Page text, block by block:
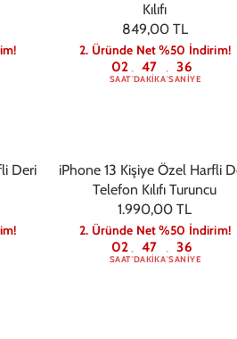
Kılıfı
849,00 TL
2. Üründe Net %50 İndirim!
02
SAAT: 47
DAKIKA: 36
SANIYE
Deri
iPhone 13 Kişiye Özel Harfli
Telefon Kılıfı Turuncu
1.990,00 TL
2. Üründe Net %50 İndirim!
02
SAAT: 47
DAKIKA: 36
SANIYE